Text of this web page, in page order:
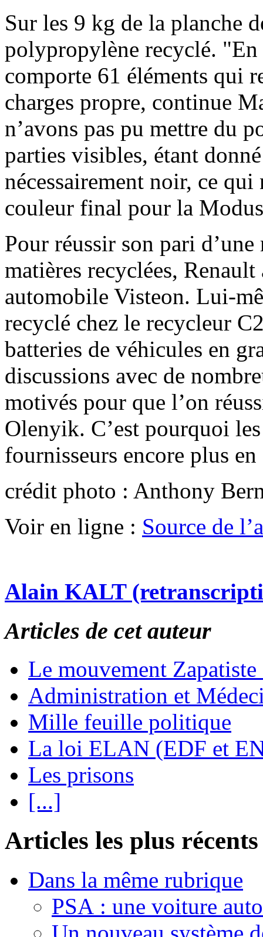
Sur les 9 kg de la planche
polypropylène recyclé.
comporte 61 éléments qui
charges propre, continue
n’avons pas pu mettre du
parties visibles, étant
nécessairement noir, ce
couleur final pour la
Pour réussir son pari
matières recyclées,
automobile Visteon. Lui-
recyclé chez le recycleur
batteries de véhicules en
discussions avec de
motivés pour que l’on
Olenyik. C’est pourquoi
fournisseurs encore plus
crédit photo : Anthony
Voir en ligne : Source de
Alain KALT
Articles de cet auteur
Le mouvement
Administration et
Mille feuille politique
La loi ELAN (EDF et
Les prisons
[...]
Articles les plus récents
Dans la même rubrique
PSA : une voiture